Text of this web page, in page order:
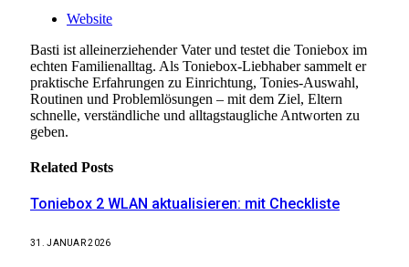
Website
Basti ist alleinerziehender Vater und testet die Toniebox im
echten Familienalltag. Als Toniebox-Liebhaber sammelt er
praktische Erfahrungen zu Einrichtung, Tonies-Auswahl,
Routinen und Problemlösungen – mit dem Ziel, Eltern
schnelle, verständliche und alltagstaugliche Antworten zu
geben.
Related Posts
Toniebox 2 WLAN aktualisieren: mit Checkliste
31. JANUAR 2026